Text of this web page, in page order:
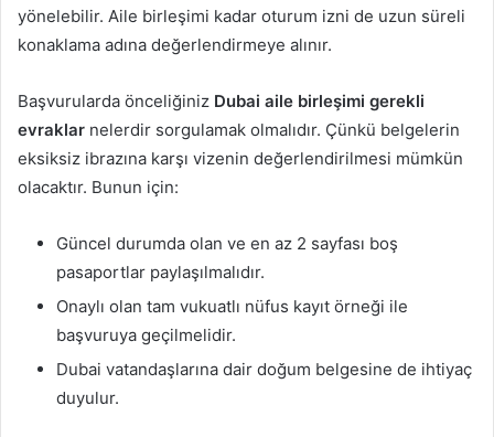
yönelebilir. Aile birleşimi kadar oturum izni de uzun süreli
konaklama adına değerlendirmeye alınır.
Başvurularda önceliğiniz Dubai aile birleşimi gerekli
evraklar nelerdir sorgulamak olmalıdır. Çünkü belgelerin
eksiksiz ibrazına karşı vizenin değerlendirilmesi mümkün
olacaktır. Bunun için:
Güncel durumda olan ve en az 2 sayfası boş
pasaportlar paylaşılmalıdır.
Onaylı olan tam vukuatlı nüfus kayıt örneği ile
başvuruya geçilmelidir.
Dubai vatandaşlarına dair doğum belgesine de ihtiyaç
duyulur.